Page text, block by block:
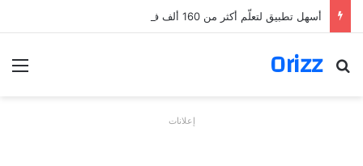
أسهل تطبيق لتعلّم أكثر من 160 ألف فعل بالألمانية
Orizz
بحث عن
إعلانات